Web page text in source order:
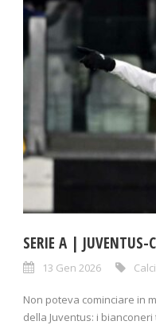
SERIE A | JUVENTUS-
13 Gen 2026
Non poteva cominciare in
della Juventus: i